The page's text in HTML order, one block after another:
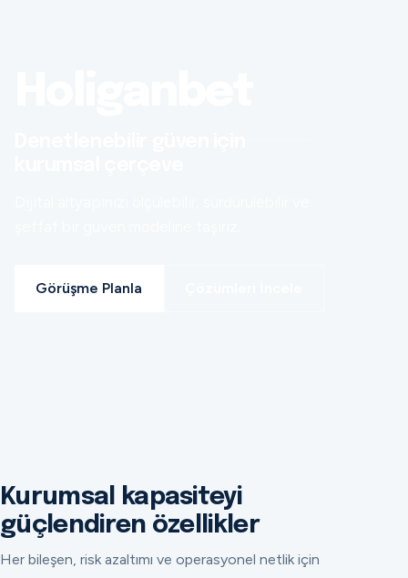
Görüşme Planla
Kurumsal kapasiteyi
güçlendiren özellikler
Her bileşen, risk azaltımı ve operasyonel netlik için